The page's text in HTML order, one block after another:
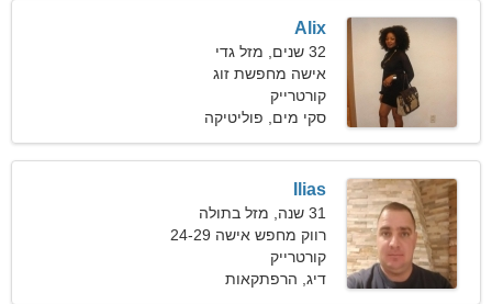
Alix
32 שנים, מזל גדי
אישה מחפשת זוג
קורטרייק
סקי מים, פוליטיקה
ומשפטים
Ilias
31 שנה, מזל בתולה
רווק מחפש אישה 24-29
קורטרייק
דיג, הרפתקאות